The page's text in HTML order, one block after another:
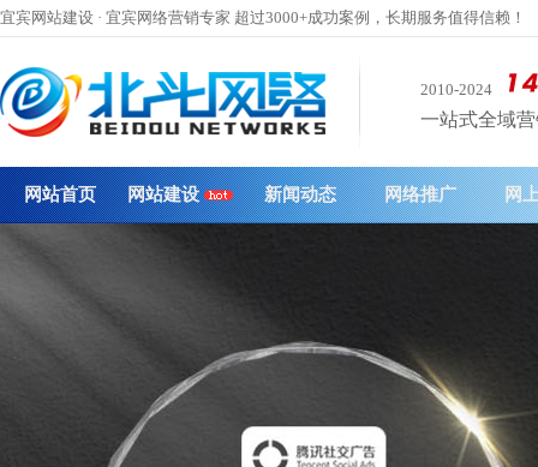
宜宾网站建设 · 宜宾网络营销专家 超过3000+成功案例，长期服务值得信赖！
2010-2024
一站式全域营
网站首页 网站建设 新闻动态 网络推广 网